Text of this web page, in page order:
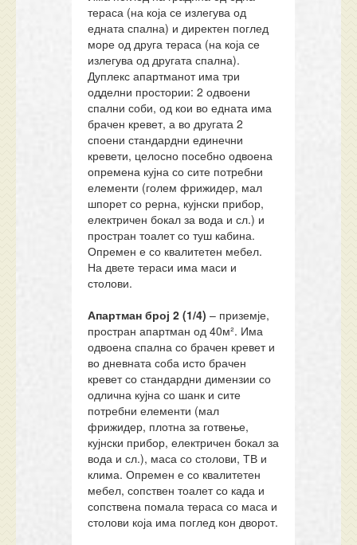
тераса (на која се излегува од
едната спална) и директен поглед
море од друга тераса (на која се
излегува од другата спална).
Дуплекс апартманот има три
одделни простории: 2 одвоени
спални соби, од кои во едната има
брачен кревет, а во другата 2
споени стандардни единечни
кревети, целосно посебно одвоена
опремена кујна со сите потребни
елементи (голем фрижидер, мал
шпорет со рерна, кујнски прибор,
електричен бокал за вода и сл.) и
простран тоалет со туш кабина.
Опремен е со квалитетен мебел.
На двете тераси има маси и
столови.
Апартман број 2 (1/4) – приземје,
простран апартман од 40м². Има
одвоена спална со брачен кревет и
во дневната соба исто брачен
кревет со стандардни димензии со
одлична кујна со шанк и сите
потребни елементи (мал
фрижидер, плотна за готвење,
кујнски прибор, електричен бокал за
вода и сл.), маса со столови, ТВ и
клима. Опремен е со квалитетен
мебел, сопствен тоалет со када и
сопствена помала тераса со маса и
столови која има поглед кон дворот.